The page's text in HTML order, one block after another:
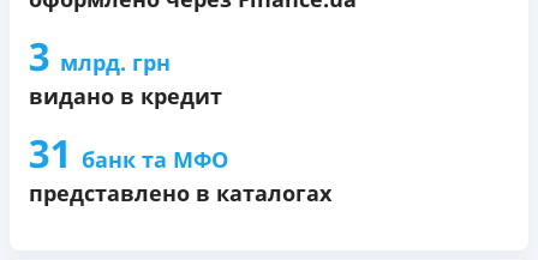
3 млрд. грн
видано в кредит
31 банк та МФО
представлено в каталогах